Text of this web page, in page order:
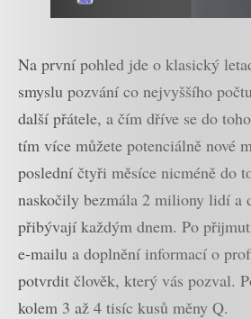
Na první pohled jde o klasický
smyslu pozvání co nejvyššího
další přátele, a čím dříve se do
tím více můžete potenciálně nové
poslední čtyři měsíce nicméně do
naskočily bezmála 2 miliony lidí a
přibývají každým dnem. Po
e-mailu a doplnění informací o
potvrdit člověk, který vás pozval.
kolem 3 až 4 tisíc kusů měny Q.